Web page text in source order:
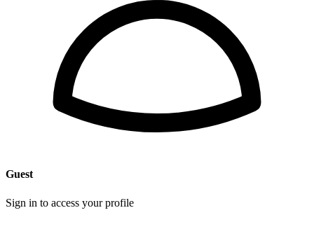
Guest
Sign in to access your profile